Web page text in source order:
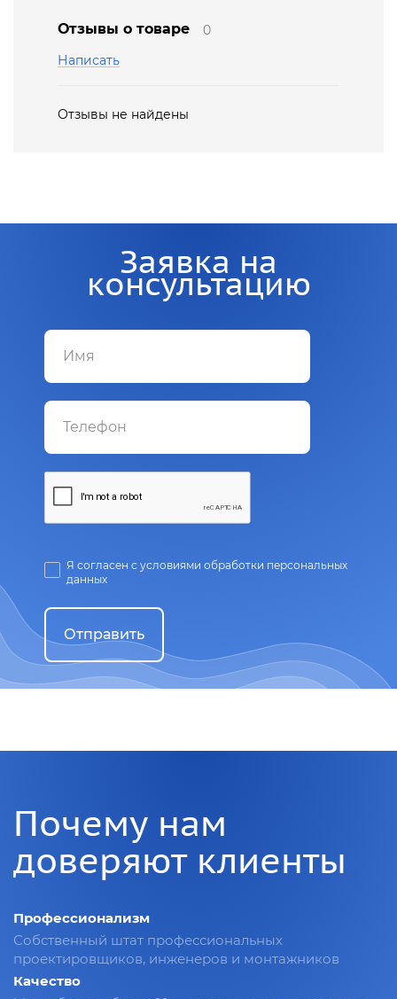
Отзывы о товаре
0
Написать
Отзывы не найдены
Заявка на
консультацию
Я согласен с условиями обработки персональных
данных
Отправить
Почему нам
доверяют клиенты
Профессионализм
Собственный штат профессиональных
проектировщиков, инженеров и монтажников
Качество